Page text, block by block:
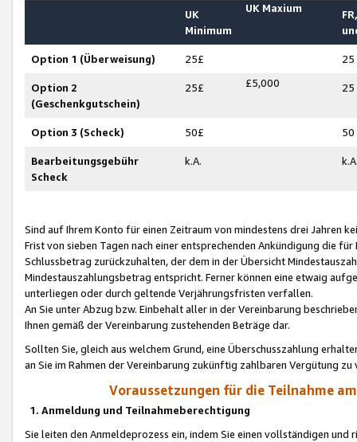
UK
Minimum
UK Maxium
Option 1 (Überweisung) 25£ 25
Option 2
(Geschenkgutschein)
25£ £5,000 25
Option 3 (Scheck) 50£ 50
Bearbeitungsgebühr
Scheck
k.A.
Sind auf Ihrem Konto für einen Zeitraum von mindestens drei Jahren
Frist von sieben Tagen nach einer entsprechenden Ankündigung die
Schlussbetrag zurückzuhalten, der dem in der Übersicht
Mindestauszahlungsbetrag entspricht. Ferner können eine etwaig
unterliegen oder durch geltende Verjährungsfristen verfallen.
An Sie unter Abzug bzw. Einbehalt aller in der Vereinbarung
Ihnen gemäß der Vereinbarung zustehenden Beträge dar.
Sollten Sie, gleich aus welchem Grund, eine Überschusszahlung
an Sie im Rahmen der Vereinbarung zukünftig zahlbaren Vergütung zu
Voraussetzungen für die Teilnahme
1. Anmeldung und Teilnahmeberechtigung
Sie leiten den Anmeldeprozess ein, indem Sie einen vollständigen